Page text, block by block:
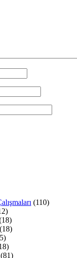
(110)
(18)
(81)